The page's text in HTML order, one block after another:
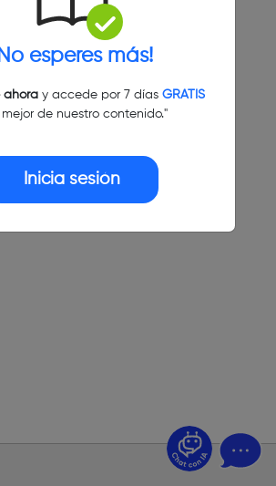
esperes más!
ahoray accede por 7 días GRATIS
de nuestro contenido."
Inicia sesión